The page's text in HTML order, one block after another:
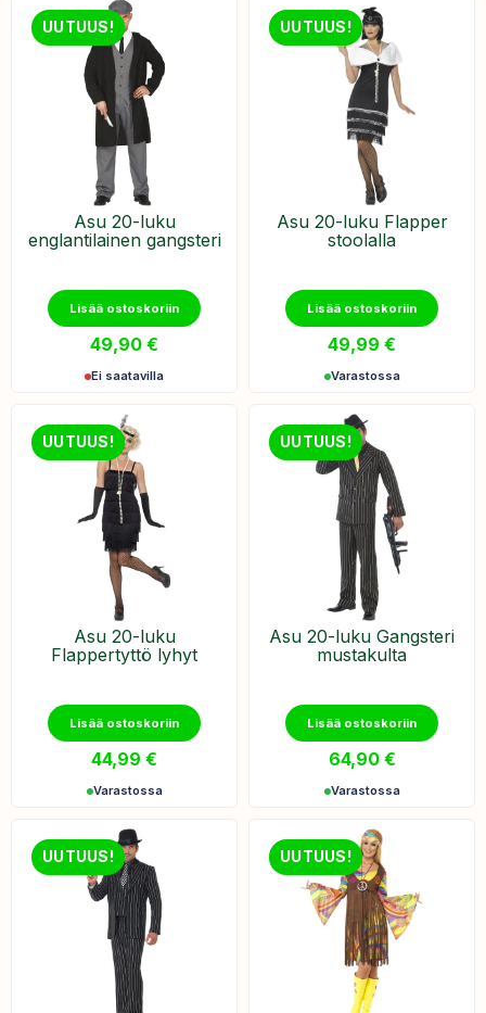
UUTUUS!
Asu 20-luku
englantilainen gangsteri
Lisää ostoskoriin
49,90 €
Ei saatavilla
UUTUUS!
Asu 20-luku Flapper
stoolalla
Lisää ostoskoriin
49,99 €
Varastossa
UUTUUS!
Asu 20-luku
Flappertyttö lyhyt
Lisää ostoskoriin
44,99 €
Varastossa
UUTUUS!
Asu 20-luku Gangsteri
mustakulta
Lisää ostoskoriin
64,90 €
Varastossa
UUTUUS! UUTUUS!